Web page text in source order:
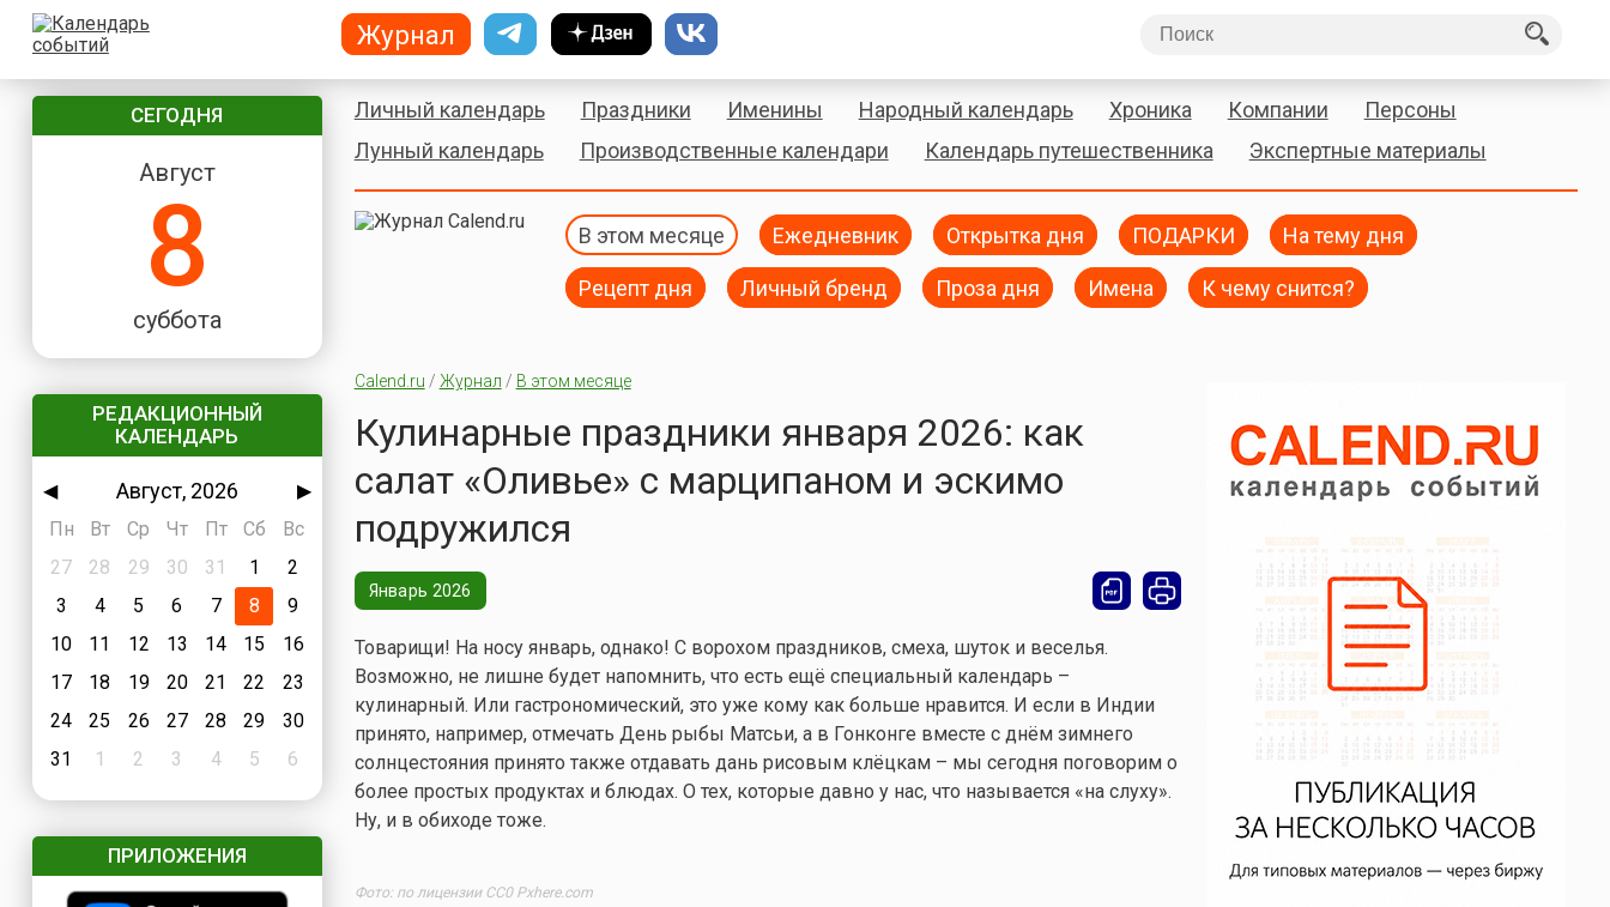
СЕГОДНЯ
Август
8
суббота
РЕДАКЦИОННЫЙ
КАЛЕНДАРЬ
◀ Август, 2026
▶
Пн
Вт Ср Чт Пт Сб
Вс
27
28 29 30 31 1
2
3
4 5 6 7 8
9
10
11 12 13 14 15
16
17
18 19 20 21 22
23
24
25 26 27 28 29
30
31
1 2 3 4 5 6
ПРИЛОЖЕНИЯ
Личный календарь Праздники Именины Народный календарь Хроника Компании
Персоны
Лунный календарь
Производственные календари Календарь путешественника Экспертные материалы
В этом месяце Ежедневник Открытка дня ПОДАРКИ На тему дня
Рецепт дня Личный бренд Проза дня Имена К чему снится?
Calend.ru / Журнал / В этом месяце
Кулинарные праздники января 2026: как
салат «Оливье» с марципаном и эскимо
подружился
Январь 2026
Товарищи! На носу январь, однако! С ворохом праздников, смеха, шуток и веселья.
Возможно, не лишне будет напомнить, что есть ещё специальный календарь –
кулинарный. Или гастрономический, это уже кому как больше нравится. И если в Индии
принято, например, отмечать День рыбы Матсьи, а в Гонконге вместе с днём зимнего
солнцестояния принято также отдавать дань рисовым клёцкам – мы сегодня поговорим о
более простых продуктах и блюдах. О тех, которые давно у нас, что называется «на слуху».
Ну, и в обиходе тоже.
Фото: по лицензии CC0 Pxhere.com
Журнал